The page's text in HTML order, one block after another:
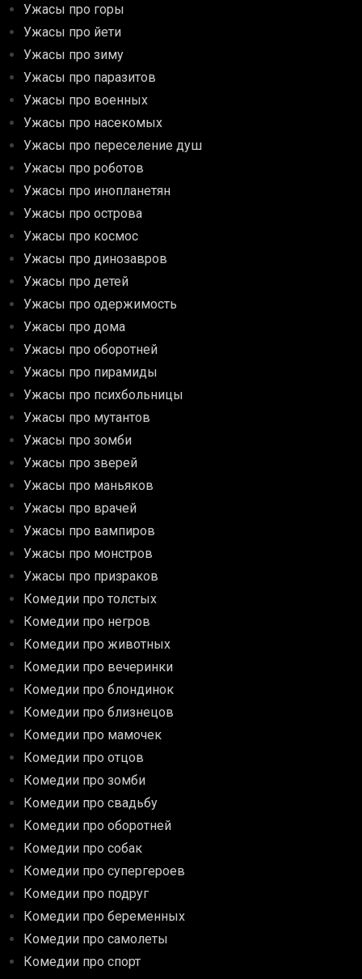
Ужасы про горы
Ужасы про йети
Ужасы про зиму
Ужасы про паразитов
Ужасы про военных
Ужасы про насекомых
Ужасы про переселение душ
Ужасы про роботов
Ужасы про инопланетян
Ужасы про острова
Ужасы про космос
Ужасы про динозавров
Ужасы про детей
Ужасы про одержимость
Ужасы про дома
Ужасы про оборотней
Ужасы про пирамиды
Ужасы про психбольницы
Ужасы про мутантов
Ужасы про зомби
Ужасы про зверей
Ужасы про маньяков
Ужасы про врачей
Ужасы про вампиров
Ужасы про монстров
Ужасы про призраков
Комедии про толстых
Комедии про негров
Комедии про животных
Комедии про вечеринки
Комедии про блондинок
Комедии про близнецов
Комедии про мамочек
Комедии про отцов
Комедии про зомби
Комедии про свадьбу
Комедии про оборотней
Комедии про собак
Комедии про супергероев
Комедии про подруг
Комедии про беременных
Комедии про самолеты
Комедии про спорт